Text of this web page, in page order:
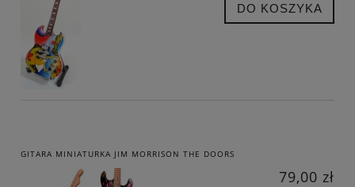
DO KOSZYKA
GITARA MINIATURKA JIM MORRISON THE DOORS
79,00 zł